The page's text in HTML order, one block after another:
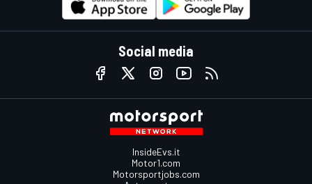
Social media
InsideEvs.it
Motor1.com
Motorsportjobs.com